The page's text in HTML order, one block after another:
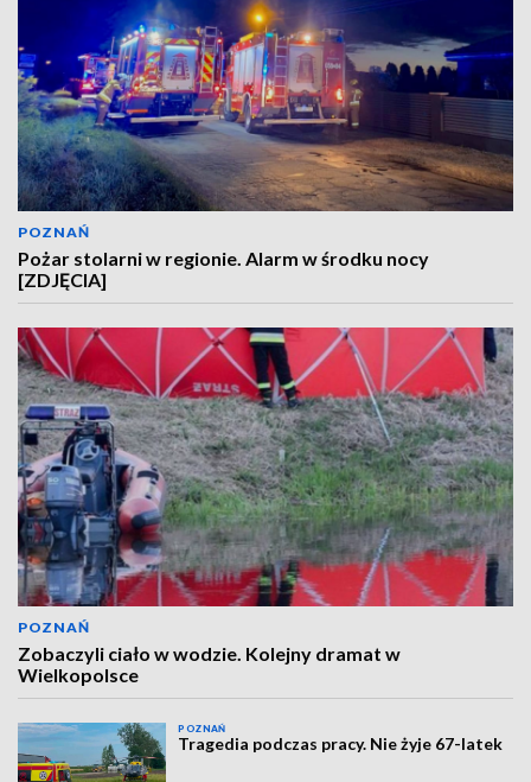
POZNAŃ
Pożar stolarni w regionie. Alarm w środku nocy
[ZDJĘCIA]
POZNAŃ
Zobaczyli ciało w wodzie. Kolejny dramat w
Wielkopolsce
POZNAŃ
Tragedia podczas pracy. Nie żyje 67-latek